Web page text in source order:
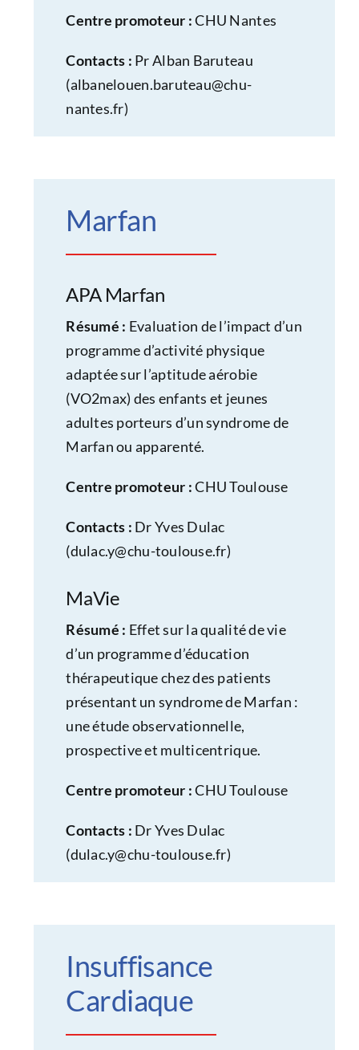
Centre promoteur :CHU Nantes
Contacts : Pr Alban Baruteau
(albanelouen.baruteau@chu-
nantes.fr)
Marfan
APA Marfan
Résumé : Evaluation de l’impact d’un
programme d’activité physique
adaptée sur l’aptitude aérobie
(VO2max) des enfants et jeunes
adultes porteurs d’un syndrome de
Marfan ou apparenté.
Centre promoteur :CHU Toulouse
Contacts : Dr Yves Dulac
(dulac.y@chu-toulouse.fr)
MaVie
Résumé : Effet sur la qualité de vie
d’un programme d’éducation
thérapeutique chez des patients
présentant un syndrome de Marfan :
une étude observationnelle,
prospective et multicentrique.
Centre promoteur :CHU Toulouse
Contacts : Dr Yves Dulac
(dulac.y@chu-toulouse.fr)
Insuffisance
Cardiaque